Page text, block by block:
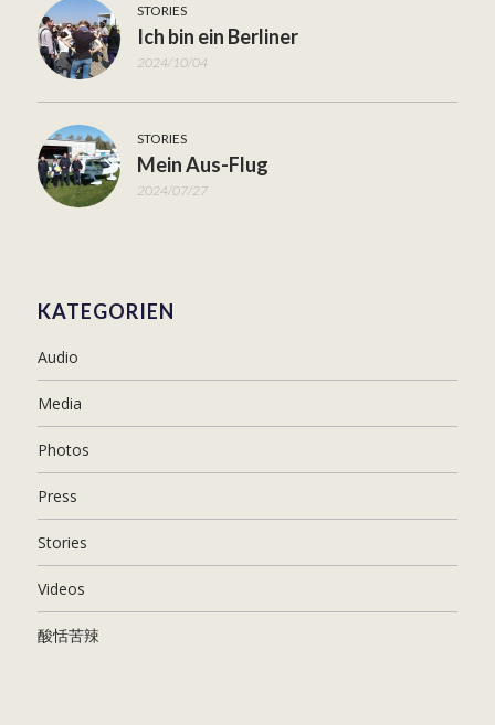
STORIES
Ich bin ein Berliner
2024/10/04
STORIES
Mein Aus-Flug
2024/07/27
KATEGORIEN
Audio
Media
Photos
Press
Stories
Videos
酸恬苦辣